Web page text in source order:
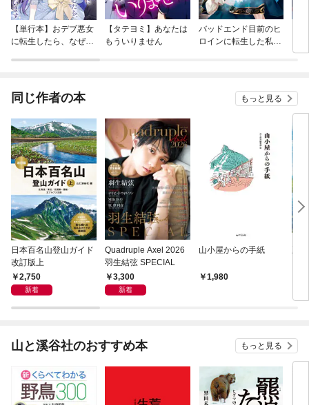
【単行本】おデブ悪女
に転生したら、なぜか
【タテヨミ】あなたは
もういりません
バッドエンド目前のヒ
ロインに転生した私、
同じ作者の本 もっと見る
日本百名山登山ガイド
改訂版上
2,750
新着
Quadruple Axel 2026
羽生結弦 SPECIAL
3,300
新着
山小屋からの手紙
1,980
山と溪谷社のおすすめ本 もっと見る